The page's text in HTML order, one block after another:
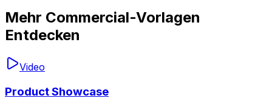
Mehr Commercial-Vorlagen
Entdecken
Video
Product Showcase